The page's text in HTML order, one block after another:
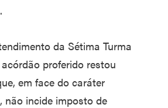
da Sétima Turma
acórdão proferido restou
em face do caráter
não incide imposto de